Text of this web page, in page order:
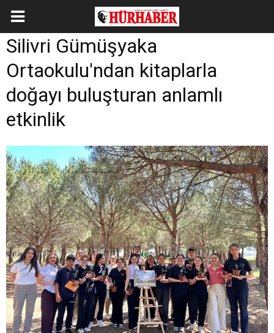
Silivri Gümüşyaka
Ortaokulu'ndan kitaplarla
doğayı buluşturan anlamlı
etkinlik